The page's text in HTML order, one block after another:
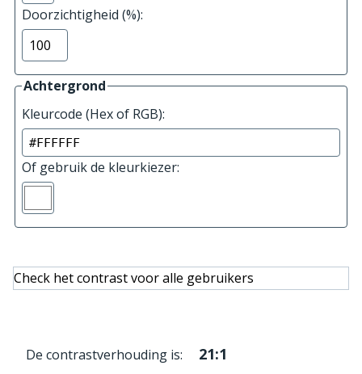
een
hex-
waarde
in
zoals
#FF0000
of
een
RGB-
zoals
Doorzichtigheid (%):
is
volledig
ondoorzichtig,
0
is
volledig
transparant
Achtergrond
Kleurcode (Hex of RGB):
Voer
een
hex-
waarde
zoals
RGB-
Of gebruik de kleurkiezer:
Check het contrast voor alle gebruikers
De contrastverhouding is: 21:1